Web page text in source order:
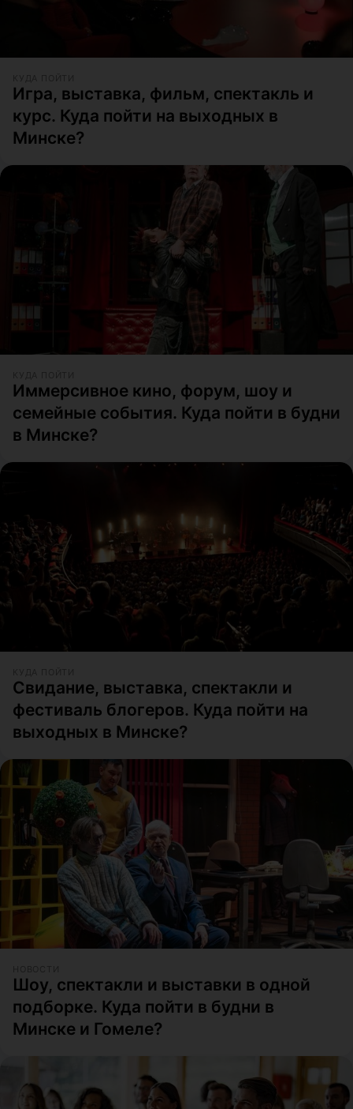
Игра, выставка, фильм, спектакль и
курс. Куда пойти на выходных в
Минске?
Иммерсивное кино, форум, шоу и
семейные события. Куда пойти в будни
в Минске?
Свидание, выставка, спектакли и
фестиваль блогеров. Куда пойти на
выходных в Минске?
Шоу, спектакли и выставки в одной
подборке. Куда пойти в будни в
Минске и Гомеле?